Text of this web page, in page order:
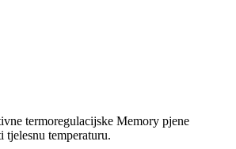
termoregulacijske Memory pjene
tjelesnu temperaturu.